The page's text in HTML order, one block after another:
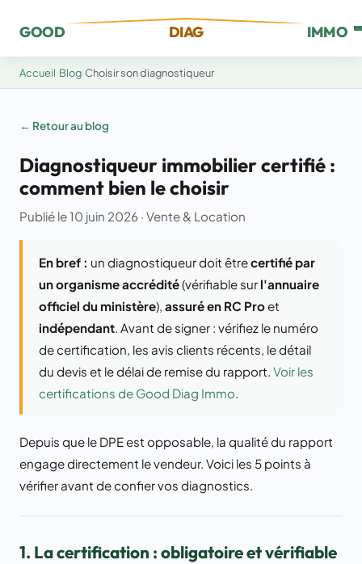
GOOD DIAG IMMO
Accueil Blog Choisir son diagnostiqueur
← Retour au blog
Diagnostiqueur immobilier certifié :
comment bien le choisir
Publié le 10 juin 2026 · Vente & Location
En bref : un diagnostiqueur doit êtrecertifié par
un organisme accrédité(vérifiable sur l'annuaire
officiel du ministère), assuré en RC Proet
indépendant . Avant de signer : vérifiez le numéro
de certification, les avis clients récents, le détail
du devis et le délai de remise du rapport. Voir les
certifications de Good Diag Immo
Depuis que le DPE est opposable, la qualité du rapport
engage directement le vendeur. Voici les 5 points à
vérifier avant de confier vos diagnostics.
1. La certification : obligatoire et vérifiable